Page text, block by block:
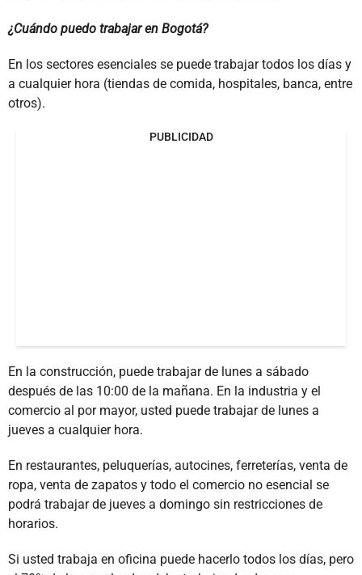
¿Cuándo puedo trabajar en Bogotá?
En los sectores esenciales se puede trabajar todos los días y
a cualquier hora (tiendas de comida, hospitales, banca, entre
otros).
PUBLICIDAD
En la construcción, puede trabajar de lunes a sábado
después de las 10:00 de la mañana. En la industria y el
comercio al por mayor, usted puede trabajar de lunes a
jueves a cualquier hora.
En restaurantes, peluquerías, autocines, ferreterías, venta de
ropa, venta de zapatos y todo el comercio no esencial se
podrá trabajar de jueves a domingo sin restricciones de
horarios.
Si usted trabaja en oficina puede hacerlo todos los días, pero